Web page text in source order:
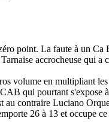
point. La faute à un
accrocheuse qui a
volume en multipliant
qui pourtant s'expose
au contraire Luciano
26 à 13 et occupe ce